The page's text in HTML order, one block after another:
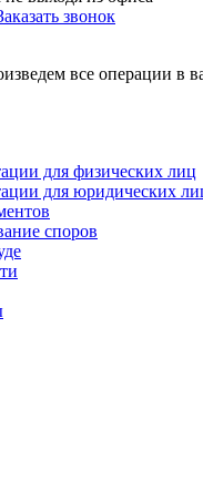
звонок
все операции в
для физических лиц
для юридических
споров